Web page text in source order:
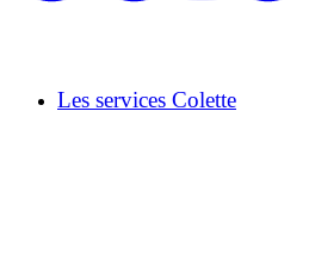
Les services Colette